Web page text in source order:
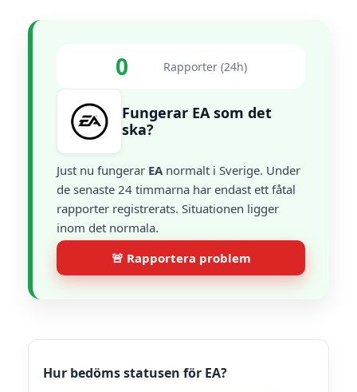
0 Rapporter (24h)
Fungerar EA som det
ska?
Just nu fungerar EAnormalt i Sverige. Under
de senaste 24 timmarna har endast ett fåtal
rapporter registrerats. Situationen ligger
inom det normala.
🚨 Rapportera problem
Hur bedöms statusen för EA?